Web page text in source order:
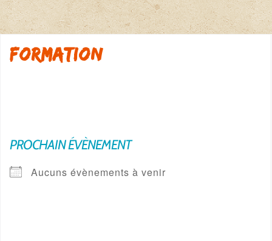
formation
PROCHAIN ÉVÈNEMENT
Aucuns évènements à venir